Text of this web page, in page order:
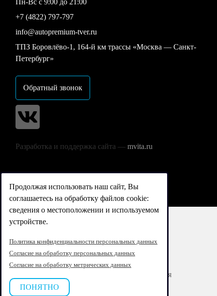
Пн-Вс с 9:00 до 21:00
+7 (4822) 797-797
info@autopremium-tver.ru
ТПЗ Боровлёво-1, 164-й км трассы «Москва — Санкт-
Петербург»
Обратный звонок
Разработка и поддержка сайта — mvita.ru
Согласие на обработку персональных данных
Согласие на обработку персональных данных для
маркетингового взаимодействия
Продолжая использовать наш сайт, Вы
соглашаетесь на обработку файлов cookie:
сведения о местоположении и используемом
устройстве.
Политика конфиденциальности персональных данных
Согласие на обработку персональных данных
Согласие на обработку метрических данных
ПОНЯТНО